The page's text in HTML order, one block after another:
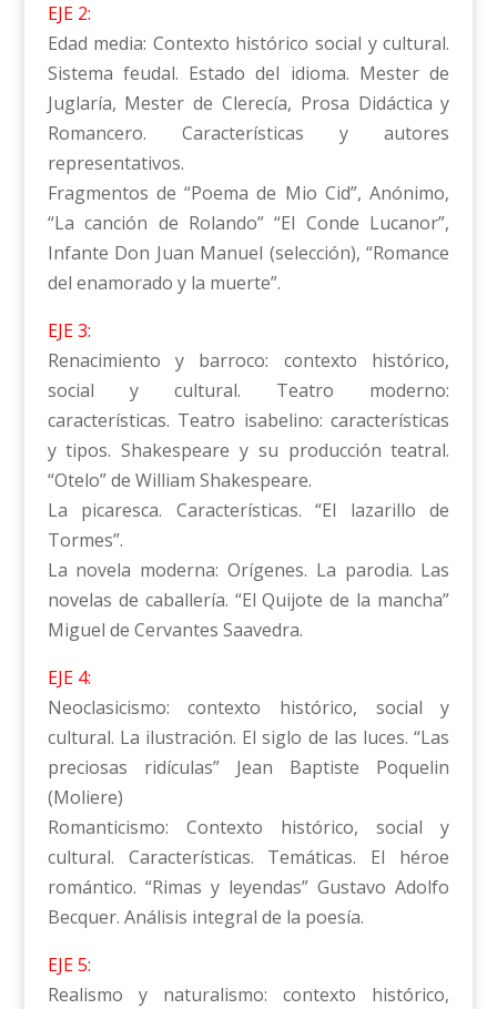
EJE 2:
Edad media: Contexto histórico social y cultural.
Sistema feudal. Estado del idioma. Mester de
Juglaría, Mester de Clerecía, Prosa Didáctica y
Romancero. Características y autores
representativos.
Fragmentos de “Poema de Mio Cid”, Anónimo,
“La canción de Rolando” “El Conde Lucanor”,
Infante Don Juan Manuel (selección), “Romance
del enamorado y la muerte”.
EJE 3:
Renacimiento y barroco: contexto histórico,
social y cultural. Teatro moderno:
características. Teatro isabelino: características
y tipos. Shakespeare y su producción teatral.
“Otelo” de William Shakespeare.
La picaresca. Características. “El lazarillo de
Tormes”.
La novela moderna: Orígenes. La parodia. Las
novelas de caballería. “El Quijote de la mancha”
Miguel de Cervantes Saavedra.
EJE 4:
Neoclasicismo: contexto histórico, social y
cultural. La ilustración. El siglo de las luces. “Las
preciosas ridículas” Jean Baptiste Poquelin
(Moliere)
Romanticismo: Contexto histórico, social y
cultural. Características. Temáticas. El héroe
romántico. “Rimas y leyendas” Gustavo Adolfo
Becquer. Análisis integral de la poesía.
EJE 5:
Realismo y naturalismo: contexto histórico,